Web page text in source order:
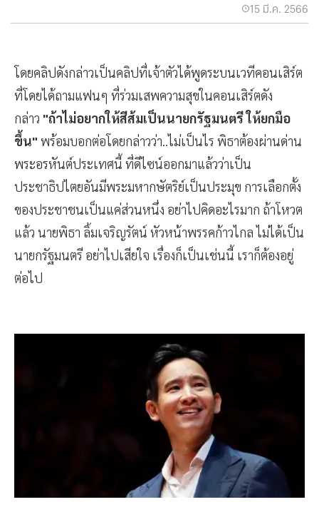
15 มี.ค. 2566
โดยคลิปดังกล่าวเป็นคลิปที่เจ้าตัวได้พูดระบนเวทีคอนเสิร์ต
ที่โดยได้ถามแฟนๆ ที่ร่วมเสพความสุขในคอนเสิร์ตดัง
กล่าว "ถ้าไม่อยากให้สีส้มเป็นนายกรัฐมนตรี ให้ยกมือ
ขึ้น" พร้อมบอกต่อโดยกล่าวว่า..ไม่เป็นไร พิธาต้องผ่านด่าน
พระอรหันต์ประเทศนี้ ที่ดีไซน์ออกมาแล้วว่าเป็น
ประชาธิปไตยอันมีพระมหากษัตริย์เป็นประมุข การเลือกตั้ง
ของประชาชนเป็นแค่ส่วนหนึ่ง อย่าไปคิดอะไรมาก ถ้าโหวต
แล้ว นายพิธา ลิ้มเจริญรัตน์ หัวหน้าพรรคก้าวไกล ไม่ได้เป็น
นายกรัฐมนตรี อย่าไปเสียใจ เรื่องก็เป็นเช่นนี้ เราก็ต้องอยู่
ต่อไป